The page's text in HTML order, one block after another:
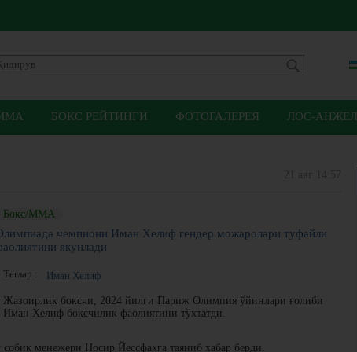
БОКС РЕЙТИНГИ ФОТОГАЛЕРЕЯ ЛОС-
Бокс/ММА
чемпиони Иман Хелиф гендер можаролари туфайли
якунлади
Теглар : Иман Хелиф
Жазоирлик боксчи, 2024 йилги Париж Олимпия ўйинлари ғолиби
Иман Хелиф боксчилик фаолиятини тўхтатди.
менежери Носир Йессфахга таяниб хабар берди.